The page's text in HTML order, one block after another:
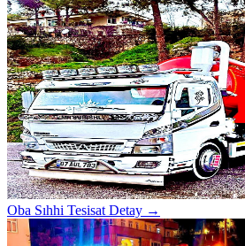
Oba Sıhhi Tesisat Detay →